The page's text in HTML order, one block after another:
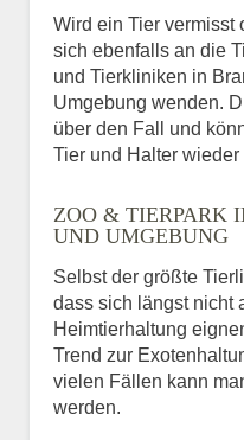
Wird ein Tier vermisst
sich ebenfalls an die
und Tierkliniken in
Umgebung wenden.
über den Fall und
Tier und Halter
ZOO & TIERPARK
UND UMGEBUNG
Selbst der größte
dass sich längst nicht
Heimtierhaltung
Trend zur
vielen Fällen kann
werden.